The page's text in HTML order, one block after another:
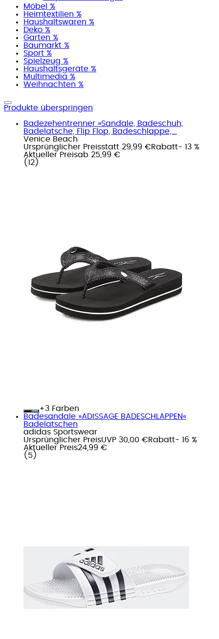
Möbel %
Heimtextilien %
Haushaltswaren %
Deko %
Garten %
Baumarkt %
Sport %
Spielzeug %
Haushaltsgeräte %
Multimedia %
Weihnachten %
Produkte überspringen
Badezehentrenner »Sandale, Badeschuh,
Badelatsche, Flip Flop, Badeschlappe,...
Venice Beach
Ursprünglicher Preisstatt 29,99 €Rabatt- 13 %
Aktueller Preisab 25,99 €
( 12 )
+
Farben
Badesandale »ADISSAGE BADESCHLAPPEN«
Badelatschen
adidas Sportswear
Ursprünglicher PreisUVP 30,00 €Rabatt- 16 %
Aktueller Preis24,99 €
( 5 )